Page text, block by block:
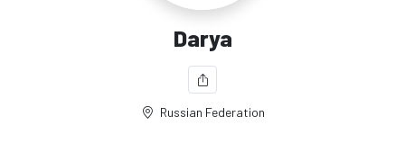
Darya
Russian Federation